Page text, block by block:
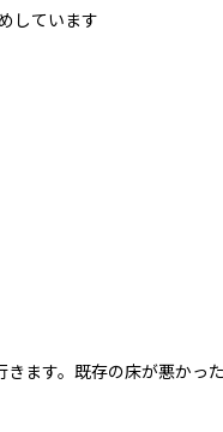
しています
きます。既存の床が悪かっ